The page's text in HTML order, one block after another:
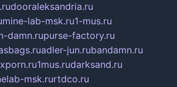
dooraleksandria.ru
mine-lab-msk.ru1-mus.ru
damn.rupurse-factory.ru
adler-jun.rubandamn.ru
1mus.rudarksand.ru
msk.rurtdco.ru